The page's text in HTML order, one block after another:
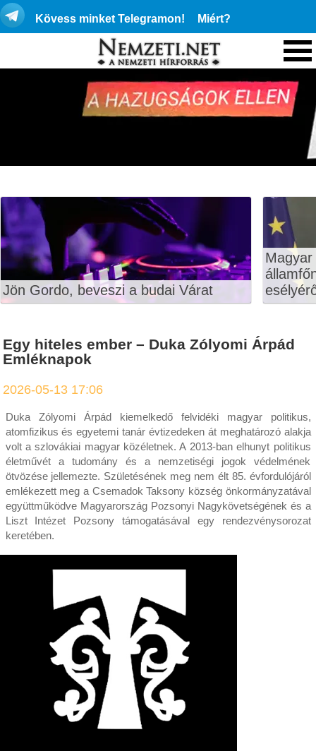
Kövess minket Telegramon! Miért?
Jön Gordo, beveszi a budai Várat
Egy hiteles ember – Duka Zólyomi Árpád
Emléknapok
2026-05-13 17:06
Duka Zólyomi Árpád kiemelkedő felvidéki magyar politikus,
atomfizikus és egyetemi tanár évtizedeken át meghatározó alakja
volt a szlovákiai magyar közéletnek. A 2013-ban elhunyt politikus
életművét a tudomány és a nemzetiségi jogok védelmének
ötvözése jellemezte. Születésének meg nem élt 85. évfordulójáról
emlékezett meg a Csemadok Taksony község önkormányzatával
együttműködve Magyarország Pozsonyi Nagykövetségének és a
Liszt Intézet Pozsony támogatásával egy rendezvénysorozat
keretében.